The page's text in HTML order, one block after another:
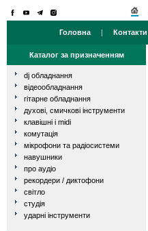
Головна | Контакти
Каталог за призначенням
dj обладнання
відеообладнання
гітарне обладнання
духові, смичкові інструменти
клавішні і midi
комутація
мікрофони та радіосистеми
навушники
про аудіо
рекордери / диктофони
світло
студія
ударні інструменти